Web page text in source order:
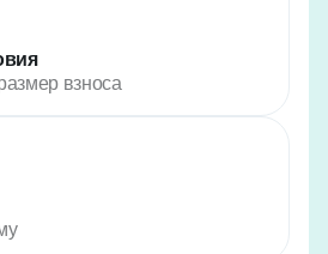
взноса